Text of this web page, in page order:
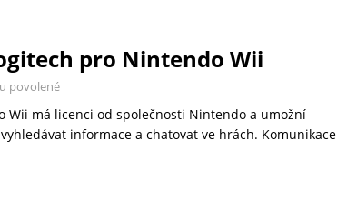
pro Nintendo Wii
povolené
Wii má licenci od společnosti Nintendo a umožní
informace a chatovat ve hrách. Komunikace